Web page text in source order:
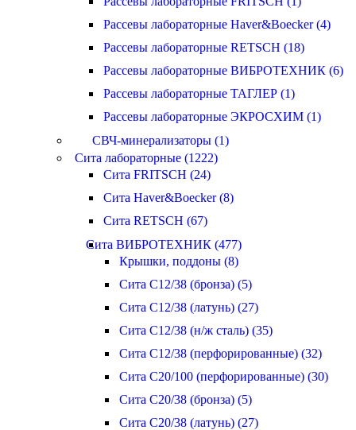
Рассевы лабораторные Haver&Boecker (4)
Рассевы лабораторные RETSCH (18)
Рассевы лабораторные ВИБРОТЕХНИК (6)
Рассевы лабораторные ТАГЛЕР (1)
Рассевы лабораторные ЭКРОСХИМ (1)
СВЧ-минерализаторы (1)
Сита лабораторные (1222)
Сита FRITSCH (24)
Сита Haver&Boecker (8)
Сита RETSCH (67)
Сита ВИБРОТЕХНИК (477)
Крышки, поддоны (8)
Сита С12/38 (бронза) (5)
Сита С12/38 (латунь) (27)
Сита С12/38 (н/ж сталь) (35)
Сита С12/38 (перфорированные) (32)
Сита С20/100 (перфорированные) (30)
Сита С20/38 (бронза) (5)
Сита С20/38 (латунь) (27)